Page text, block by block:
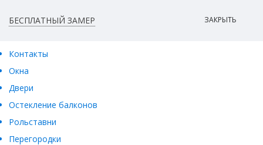
БЕСПЛАТНЫЙ ЗАМЕР ЗАКРЫТЬ
Контакты
Окна
Двери
Остекление балконов
Рольставни
Перегородки